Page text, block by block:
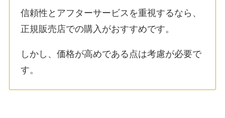
信頼性とアフターサービスを重視するなら、
正規販売店での購入がおすすめです。
しかし、価格が高めである点は考慮が必要で
す。